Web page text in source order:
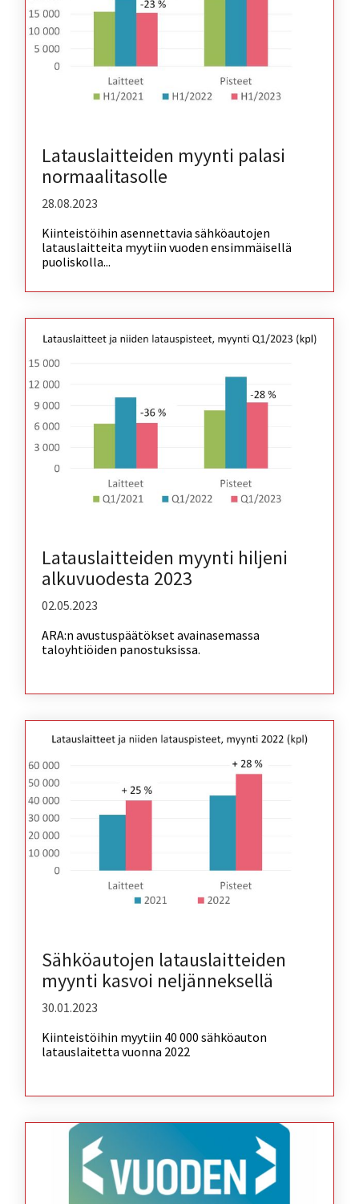
Latauslaitteiden myynti palasi
normaalitasolle
28.08.2023
Kiinteistöihin asennettavia sähköautojen
latauslaitteita myytiin vuoden ensimmäisellä
puoliskolla...
Latauslaitteiden myynti hiljeni
alkuvuodesta 2023
02.05.2023
ARA:n avustuspäätökset avainasemassa
taloyhtiöiden panostuksissa.
Sähköautojen latauslaitteiden
myynti kasvoi neljänneksellä
30.01.2023
Kiinteistöihin myytiin 40 000 sähköauton
latauslaitetta vuonna 2022